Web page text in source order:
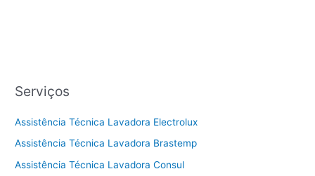
Serviços
Assistência Técnica Lavadora Electrolux
Assistência Técnica Lavadora Brastemp
Assistência Técnica Lavadora Consul